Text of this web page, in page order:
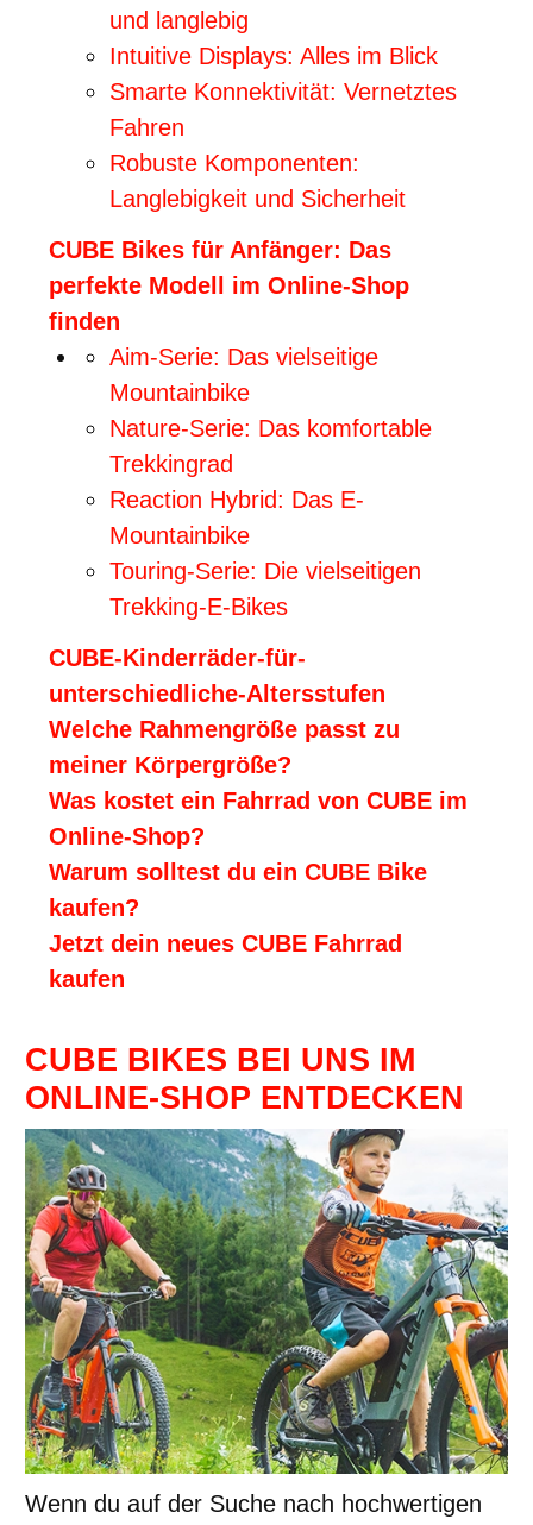
und langlebig
Intuitive Displays: Alles im Blick
Smarte Konnektivität: Vernetztes
Fahren
Robuste Komponenten:
Langlebigkeit und Sicherheit
CUBE Bikes für Anfänger: Das
perfekte Modell im Online-Shop
finden
Aim-Serie: Das vielseitige
Mountainbike
Nature-Serie: Das komfortable
Trekkingrad
Reaction Hybrid: Das E-
Mountainbike
Touring-Serie: Die vielseitigen
Trekking-E-Bikes
CUBE-Kinderräder-für-
unterschiedliche-Altersstufen
Welche Rahmengröße passt zu
meiner Körpergröße?
Was kostet ein Fahrrad von CUBE im
Online-Shop?
Warum solltest du ein CUBE Bike
kaufen?
Jetzt dein neues CUBE Fahrrad
kaufen
CUBE BIKES BEI UNS IM
ONLINE-SHOP ENTDECKEN
Wenn du auf der Suche nach hochwertigen